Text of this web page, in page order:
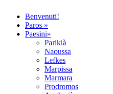
Benvenuti!
Paros »
Paesini»
Parikià
Naoussa
Lefkes
Marpissa
Marmara
Prodromos